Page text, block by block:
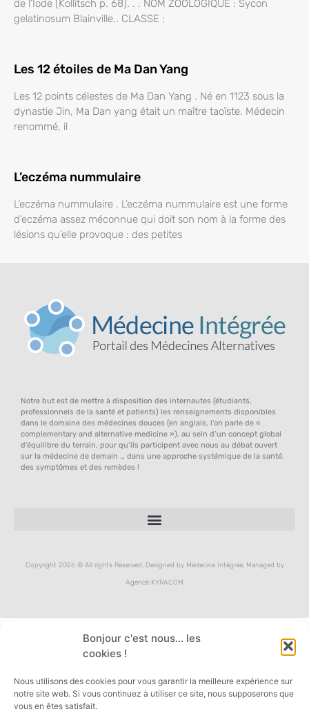
Bonjour c'est nous... les
cookies !
Nous utilisons des cookies pour vous garantir la meilleure expérience sur
notre site web. Si vous continuez à utiliser ce site, nous supposerons que
vous en êtes satisfait.
de l’Iode (Kollitsch p. 68). . . NOM ZOOLOGIQUE : Sycon
gelatinosum Blainville.. CLASSE :
Les 12 étoiles de Ma Dan Yang
Les 12 points célestes de Ma Dan Yang . Né en 1123 sous la
dynastie Jin, Ma Dan yang était un maître taoïste. Médecin
renommé, il
L’eczéma nummulaire
L’eczéma nummulaire . L’eczéma nummulaire est une forme
d’eczéma assez méconnue qui doit son nom à la forme des
lésions qu’elle provoque : des petites
Notre but est de mettre à disposition des internautes (étudiants,
professionnels de la santé et patients) les renseignements disponibles
dans le domaine des médecines douces (en anglais, l’on parle de «
complementary and alternative medicine »), au sein d’un concept global
d’équilibre du terrain, pour qu’ils participent avec nous au débat ouvert
sur la médecine de demain … dans une approche systémique de la santé,
des symptômes et des remèdes !
Copyright 2026 © All rights Reserved. Designed by Médecine Intégrée, Managed by
Agence KYRACOM